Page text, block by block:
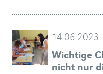
14.06.2023
Wichtige
nicht nur